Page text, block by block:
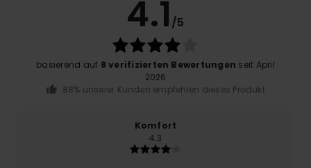
4.1 /5
basierend auf 8 verifizierten Bewertungen seit April
2026
88% unserer Kunden empfehlen dieses Produkt
Komfort
4.3